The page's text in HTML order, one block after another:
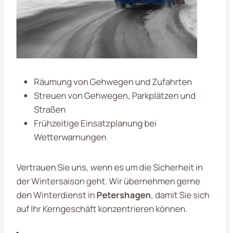
Räumung von Gehwegen und Zufahrten
Streuen von Gehwegen, Parkplätzen und
Straßen
Frühzeitige Einsatzplanung bei
Wetterwarnungen
Vertrauen Sie uns, wenn es um die Sicherheit in
der Wintersaison geht. Wir übernehmen gerne
den Winterdienst in Petershagen, damit Sie sich
auf Ihr Kerngeschäft konzentrieren können.